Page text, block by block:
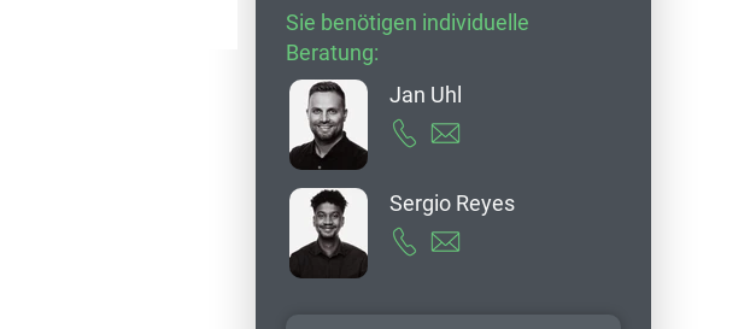
Sie benötigen individuelle
Beratung:
Jan Uhl
Sergio Reyes